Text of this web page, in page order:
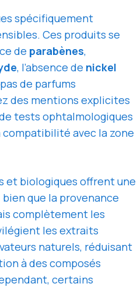
spécifiquement
Ces produits se
de parabènes,
, l’absence de nickel
de parfums
des mentions explicites
tests ophtalmologiques
avec la zone
et biologiques offrent une
que la provenance
complètement les
les extraits
naturels, réduisant
à des composés
certains